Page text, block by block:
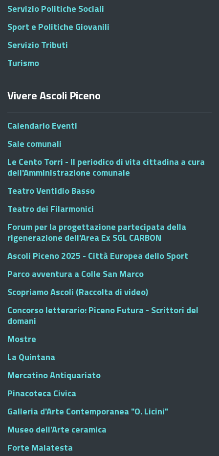
Servizio Politiche Sociali
Sport e Politiche Giovanili
Servizio Tributi
Turismo
Vivere Ascoli Piceno
Calendario Eventi
Sale comunali
Le Cento Torri - Il periodico di vita cittadina a cura
dell'Amministrazione comunale
Teatro Ventidio Basso
Teatro dei Filarmonici
Forum per la progettazione partecipata della
rigenerazione dell'Area Ex SGL CARBON
Ascoli Piceno 2025 - Città Europea dello Sport
Parco avventura a Colle San Marco
Scopriamo Ascoli (Raccolta di video)
Concorso letterario: Piceno Futura - Scrittori del
domani
Mostre
La Quintana
Mercatino Antiquariato
Pinacoteca Civica
Galleria d'Arte Contemporanea "O. Licini"
Museo dell'Arte ceramica
Forte Malatesta